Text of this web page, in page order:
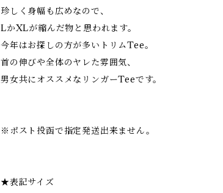
珍しく身幅も広めなので、
LかXLが縮んだ物と思われます。
今年はお探しの方が多いトリムTee。
首の伸びや全体のヤレた雰囲気、
男女共にオススメなリンガーTeeです。
※ポスト投函で指定発送出来ません。
★表記サイズ